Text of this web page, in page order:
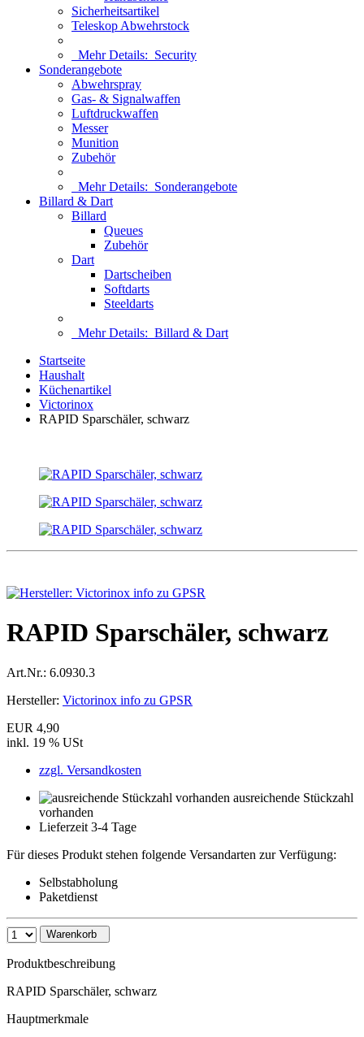
Sicherheitsartikel
Teleskop Abwehrstock
Mehr Details: Security
Sonderangebote
Abwehrspray
Gas- & Signalwaffen
Luftdruckwaffen
Messer
Munition
Zubehör
Mehr Details: Sonderangebote
Billard & Dart
Billard
Queues
Zubehör
Dart
Dartscheiben
Softdarts
Steeldarts
Mehr Details: Billard & Dart
Startseite
Haushalt
Küchenartikel
Victorinox
RAPID Sparschäler, schwarz
RAPID Sparschäler, schwarz
Art.Nr.: 6.0930.3
Hersteller: Victorinox info zu GPSR
EUR 4,90
inkl. 19 % USt
zzgl. Versandkosten
ausreichende Stückzahl
vorhanden
Lieferzeit 3-4 Tage
Für dieses Produkt stehen folgende Versandarten zur Verfügung:
Selbstabholung
Paketdienst
Warenkorb
Produktbeschreibung
RAPID Sparschäler, schwarz
Hauptmerkmale